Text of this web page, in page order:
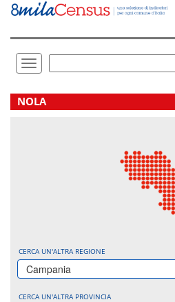
Vai
direttamente
Toggle
navigation
.
NOLA
CERCA UN'ALTRA REGIONE
Campania
CERCA UN'ALTRA PROVINCIA